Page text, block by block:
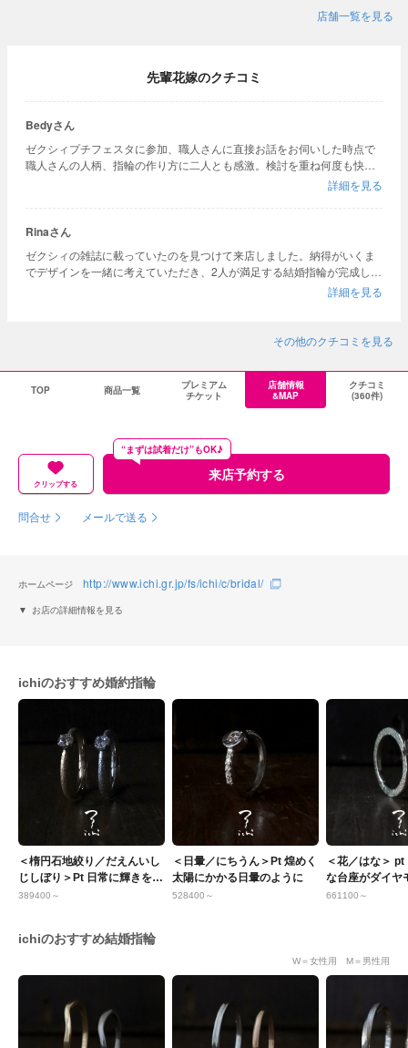
店舗一覧を見る
先輩花嫁のクチコミ
Bedyさん
ゼクシィプチフェスタに参加、職人さんに直接お話をお伺いした時点で
職人さんの人柄、指輪の作り方に二人とも感激。検討を重ね何度も快く
相談に乗っていただき二人ともが笑顔になる指輪をご提案、作り上げて
詳細を見る
Rinaさん
ゼクシィの雑誌に載っていたのを見つけて来店しました。納得がいくま
でデザインを一緒に考えていただき、2人が満足する結婚指輪が完成しま
した！ 婚姻届提出に間に合わせて欲しいという希望も叶えていただき本
詳細を見る
その他のクチコミを見る
TOP 商品一覧
プレミアム
チケット
店舗情報
&MAP
クチコミ
(360件)
クリップする
来店予約する
“まずは試着だけ”もOK♪
問合せ メールで送る
ホームページ http://www.ichi.gr.jp/fs/ichi/c/bridal/
お店の詳細情報を見る
ichiのおすすめ婚約指輪
＜楕円石地絞り／だえんいし
じしぼり＞Pt 日常に輝きを。
普段使いのエンゲージ
389400～
＜日暈／にちうん＞Pt 煌めく
太陽にかかる日暈のように
528400～
＜花／はな＞
な台座がダイヤ
込む
661100～
ichiのおすすめ結婚指輪
W＝女性用 M＝男性用